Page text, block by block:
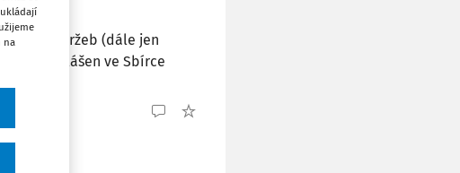
evidenci tržeb (dále jen
byl vyhlášen ve Sbírce
na